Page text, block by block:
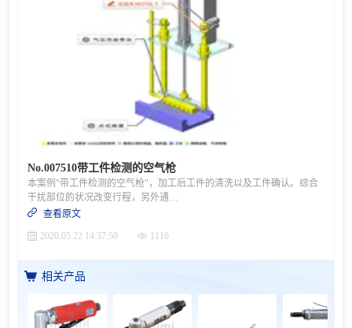
No.007510带工件检测的空气枪
本案例"带工件检测的空气枪"，加工后工件的清洗以及工件确认。综合
干扰部位的状况改变行程，另外通过改变清洁部位的歧管块孔数，根据工件尺寸进行清洗将给歧管块供应的配管钢管的支撑安装在导轨转动轴的上端，使其在升降时直线运动 。目的・动作· 确认工件的清洗及有无工件· 通常为了避开干扰，退回到上端· 清洗时按压工件进行定位，用是否过载行程确认有无工件IDEA NOTE1 通过行程量检测有无工件利用清洗时下降，查看下降端的行程位置来检测有无工件设计要点，尺寸规格等更多案例信息，请点击进入案例详情
查看原文
2020.05.22 14:37:50
1116
相关产品